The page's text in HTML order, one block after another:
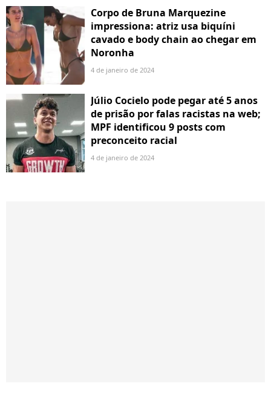
Corpo de Bruna Marquezine
impressiona: atriz usa biquíni
cavado e body chain ao chegar em
Noronha
4 de janeiro de 2024
Júlio Cocielo pode pegar até 5 anos
de prisão por falas racistas na web;
MPF identificou 9 posts com
preconceito racial
4 de janeiro de 2024